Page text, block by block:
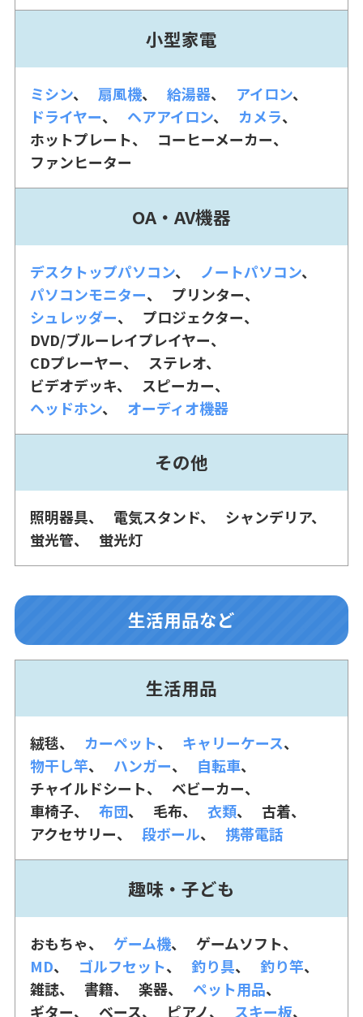
小型家電
ミシン 扇風機 給湯器
アイロン
ドライヤー
ヘアアイロン
カメラ
ホットプレート
コーヒーメーカー
ファンヒーター
OA・AV機器
デスクトップパソコン
ノートパソコン
パソコンモニター
プリンター
シュレッダー
プロジェクター
DVD/ブルーレイプレイヤー
CDプレーヤー
ステレオ
ビデオデッキ
スピーカー
ヘッドホン
オーディオ機器
その他
照明器具 電気スタンド
シャンデリア
蛍光管
蛍光灯
生活用品など
生活用品
絨毯 カーペット
キャリーケース
物干し竿
ハンガー
自転車
チャイルドシート
ベビーカー
車椅子
布団 毛布 衣類
古着
アクセサリー
段ボール 携帯電話
趣味・子ども
おもちゃ ゲーム機
ゲームソフト
MD
ゴルフセット 釣り具
釣り竿
雑誌
書籍 楽器
ペット用品
ギター
ベース ピアノ スキー板